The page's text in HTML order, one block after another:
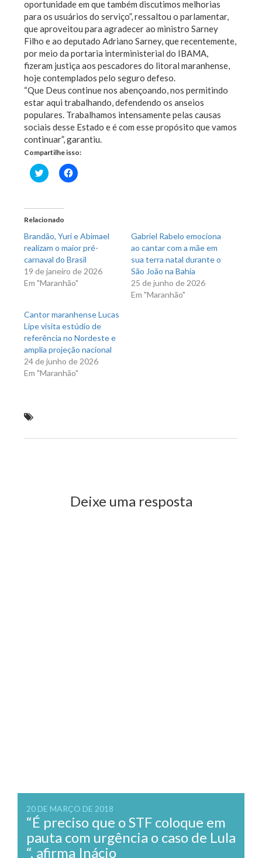
oportunidade em que também discutimos melhorias
para os usuários do serviço”, ressaltou o parlamentar,
que aproveitou para agradecer ao ministro Sarney
Filho e ao deputado Adriano Sarney, que recentemente,
por meio da portaria interministerial do IBAMA,
fizeram justiça aos pescadores do litoral maranhense,
hoje contemplados pelo seguro defeso.
“Que Deus continue nos abençoando, nos permitindo
estar aqui trabalhando, defendendo os anseios
populares. Trabalhamos intensamente pelas causas
sociais desse Estado e é com esse propósito que vamos
continuar”, garantiu.
Compartilhe isso:
Clique
para
em
nova
janela)
Clique
para
Relacionado
Brandão, Yuri e Abimael
realizam o maior pré-
carnaval do Brasil
19 de janeiro de 2026
Em "Maranhão"
Gabriel Rabelo emociona
ao cantar com a mãe em
sua terra natal durante o
São João na Bahia
25 de junho de 2026
Em "Maranhão"
Cantor maranhense Lucas
Lipe visita estúdio de
referência no Nordeste e
amplia projeção nacional
24 de junho de 2026
Em "Maranhão"
Deixe uma resposta
20 DE MARÇO DE 2018
“É preciso que o STF coloque em
pauta com urgência o caso de Lula
“, afirma Inácio